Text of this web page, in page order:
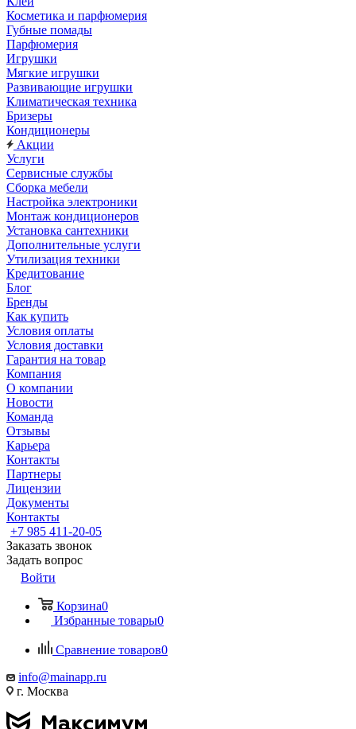
Косметика и парфюмерия
Губные помады
Парфюмерия
Игрушки
Мягкие игрушки
Развивающие игрушки
Климатическая техника
Бризеры
Кондиционеры
Акции
Услуги
Сервисные службы
Сборка мебели
Настройка электроники
Монтаж кондиционеров
Установка сантехники
Дополнительные услуги
Утилизация техники
Кредитование
Блог
Бренды
Как купить
Условия оплаты
Условия доставки
Гарантия на товар
Компания
О компании
Новости
Команда
Отзывы
Карьера
Контакты
Партнеры
Лицензии
Документы
Контакты
+7 985 411-20-05
Заказать звонок
Задать вопрос
Войти
Корзина0
Избранные товары0
Сравнение товаров0
info@mainapp.ru
г. Москва